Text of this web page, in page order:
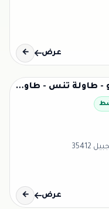
عرض ←
شباب الجبيل - بلياردو - طاولة تنس - طاولة كريم - سوني 5
عرض ←